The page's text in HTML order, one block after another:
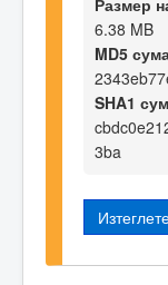
6.38 MB
MD5
SHA1
3ba